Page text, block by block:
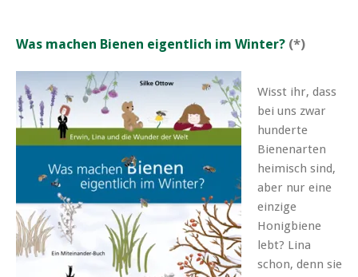
Was machen Bienen eigentlich im Winter? (*)
Wisst ihr, dass
bei uns zwar
hunderte
Bienenarten
heimisch sind,
aber nur eine
einzige
Honigbiene
lebt? Lina
schon, denn sie